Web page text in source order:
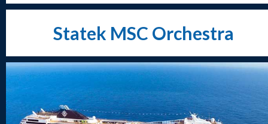
Statek MSC Orchestra